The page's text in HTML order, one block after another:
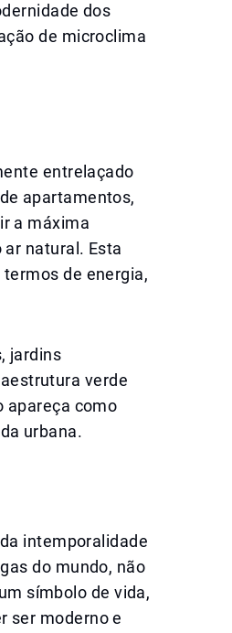
dos
de microclima
entrelaçado
apartamentos,
a máxima
natural. Esta
de energia,
jardins
verde
apareça como
urbana.
intemporalidade
do mundo, não
símbolo de vida,
ser moderno e